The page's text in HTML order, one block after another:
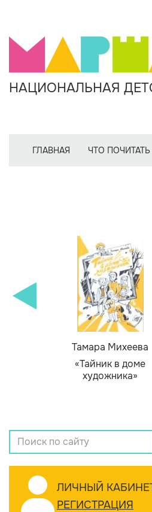
НАЦИОНАЛЬНАЯ
ГЛАВНАЯ ЧТО ПОЧИТАТЬ
Тамара Михеева
«Тайник в доме
художника»
ЛИЧНЫЙ
РЕГИСТРАЦИЯ